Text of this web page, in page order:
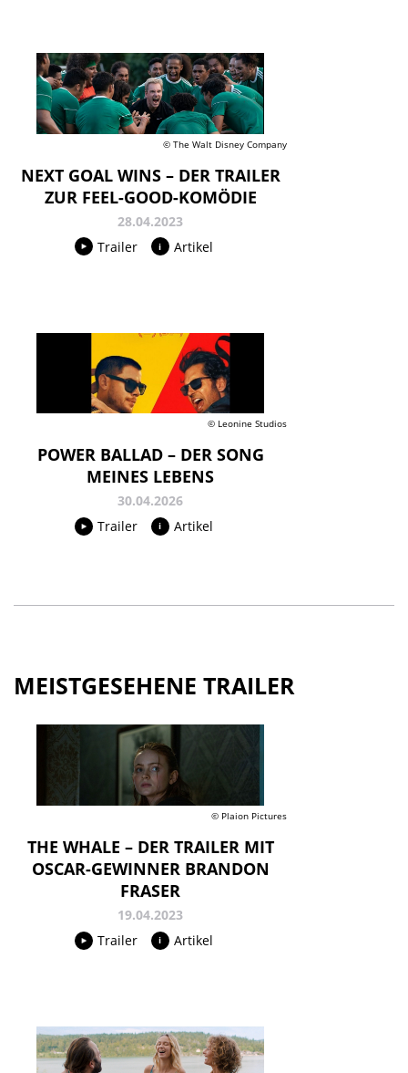
© The Walt Disney Company
NEXT GOAL WINS – DER TRAILER
ZUR FEEL-GOOD-KOMÖDIE
28.04.2023
Trailer
Artikel
© Leonine Studios
POWER BALLAD – DER SONG
MEINES LEBENS
30.04.2026
Trailer
Artikel
MEISTGESEHENE TRAILER
© Plaion Pictures
THE WHALE – DER TRAILER MIT
OSCAR-GEWINNER BRANDON
FRASER
19.04.2023
Trailer
Artikel